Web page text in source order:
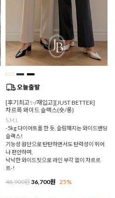
[후기최고✨/재입고][JUST BETTER]
차르륵 와이드 슬랙스(숏/롱)
S,M,L
-5kg 다이어트를 한 듯, 슬림해지는 와이드밴딩
슬랙스!
기능성 원단으로 탄탄하면서도 탄력성이 뛰어
나 편안하며,
낙낙한 와이드핏으로 라인 부각 없이 차르르
르-!
48,900원36,700원 25%